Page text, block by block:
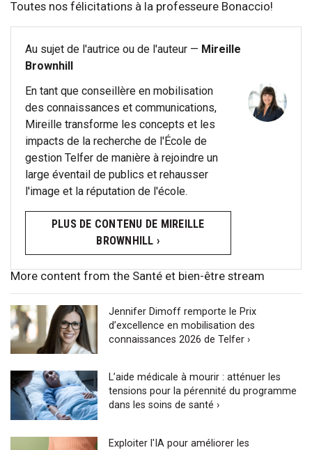
Toutes nos félicitations à la professeure Bonaccio!
Au sujet de l'autrice ou de l'auteur — Mireille
Brownhill
En tant que conseillère en mobilisation
des connaissances et communications,
Mireille transforme les concepts et les
impacts de la recherche de l'École de
gestion Telfer de manière à rejoindre un
large éventail de publics et rehausser
l'image et la réputation de l'école.
PLUS DE CONTENU DE MIREILLE
BROWNHILL ›
More content from the Santé et bien-être stream
Jennifer Dimoff remporte le Prix
d’excellence en mobilisation des
connaissances 2026 de Telfer ›
L’aide médicale à mourir : atténuer les
tensions pour la pérennité du programme
dans les soins de santé ›
Exploiter l'IA pour améliorer les